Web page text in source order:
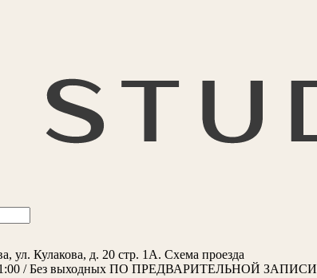
ул. Кулакова, д. 20 стр. 1А. Схема проезда
/ Без выходных ПО ПРЕДВАРИТЕЛЬНОЙ ЗАПИСИ